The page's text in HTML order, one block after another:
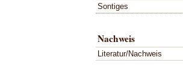
Sontiges
Nachweis
Literatur/Nachweis